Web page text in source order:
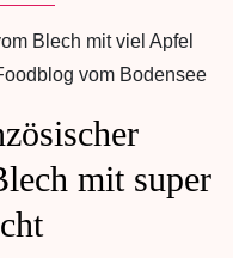
mit super